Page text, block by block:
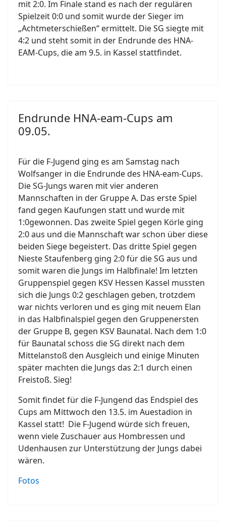
mit 2:0. Im Finale stand es nach der regulären
Spielzeit 0:0 und somit wurde der Sieger im
„Achtmeterschießen“ ermittelt. Die SG siegte mit
4:2 und steht somit in der Endrunde des HNA-
EAM-Cups, die am 9.5. in Kassel stattfindet.
Endrunde HNA-eam-Cups am
09.05.
Für die F-Jugend ging es am Samstag nach
Wolfsanger in die Endrunde des HNA-eam-Cups.
Die SG-Jungs waren mit vier anderen
Mannschaften in der Gruppe A. Das erste Spiel
fand gegen Kaufungen statt und wurde mit
1:0gewonnen. Das zweite Spiel gegen Körle ging
2:0 aus und die Mannschaft war schon über diese
beiden Siege begeistert. Das dritte Spiel gegen
Nieste Staufenberg ging 2:0 für die SG aus und
somit waren die Jungs im Halbfinale! Im letzten
Gruppenspiel gegen KSV Hessen Kassel mussten
sich die Jungs 0:2 geschlagen geben, trotzdem
war nichts verloren und es ging mit neuem Elan
in das Halbfinalspiel gegen den Gruppenersten
der Gruppe B, gegen KSV Baunatal. Nach dem 1:0
für Baunatal schoss die SG direkt nach dem
Mittelanstoß den Ausgleich und einige Minuten
später machten die Jungs das 2:1 durch einen
Freistoß. Sieg!
Somit findet für die F-Jungend das Endspiel des
Cups am Mittwoch den 13.5. im Auestadion in
Kassel statt! Die F-Jugend würde sich freuen,
wenn viele Zuschauer aus Hombressen und
Udenhausen zur Unterstützung der Jungs dabei
wären.
Fotos